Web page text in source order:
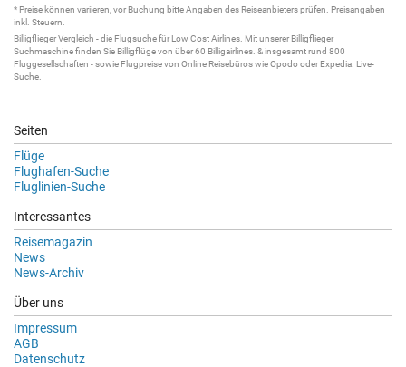
* Preise können variieren, vor Buchung bitte Angaben des Reiseanbieters prüfen. Preisangaben
inkl. Steuern.
BilligfliegerVergleich - die Flugsuchefür Low Cost Airlines. Mit unsererBilligflieger
Suchmaschinefinden Sie Billigflügevon über 60 Billigairlines . & insgesamt rund 800
Fluggesellschaften - sowie Flugpreise von Online Reisebüros wie Opodo oder Expedia. Live-
Suche
Seiten
Flüge
Flughafen-Suche
Fluglinien-Suche
Interessantes
Reisemagazin
News
News-Archiv
Über uns
Impressum
AGB
Datenschutz